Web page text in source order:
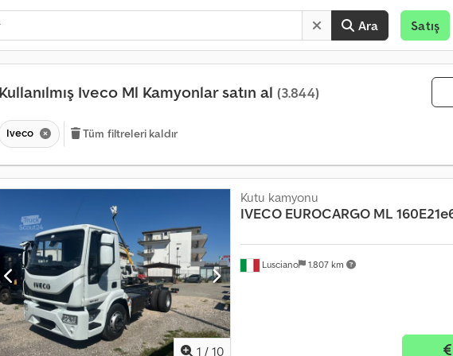
Ara Satış
Kullanılmış Iveco Ml Kamyonlar satın al (3.844)
Iveco Tüm filtreleri kaldır
1 / 10
Lusciano 1.807 km
Kutu kamyonu
IVECO EUROCARGO ML